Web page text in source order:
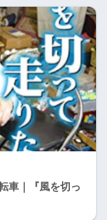
車｜『風を切っ